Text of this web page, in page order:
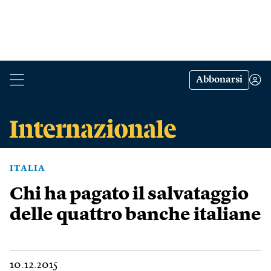
Abbonarsi
ITALIA
Chi ha pagato il salvataggio
delle quattro banche italiane
10.12.2015